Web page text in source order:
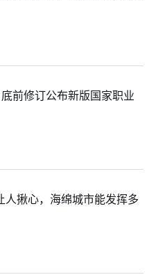
前修订公布新版国家职业
揪心，海绵城市能发挥多